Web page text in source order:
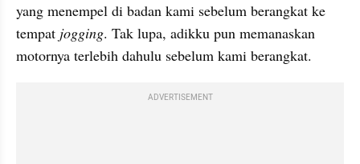
yang menempel di badan kami sebelum berangkat ke
tempat jogging. Tak lupa, adikku pun memanaskan
motornya terlebih dahulu sebelum kami berangkat.
ADVERTISEMENT